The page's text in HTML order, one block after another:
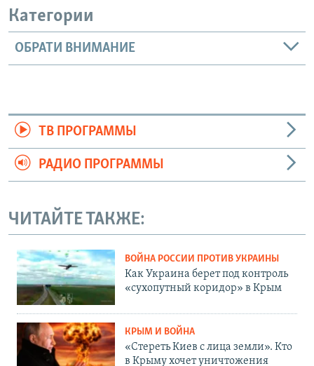
Категории
ОБРАТИ ВНИМАНИЕ
ТВ ПРОГРАММЫ
РАДИО ПРОГРАММЫ
ЧИТАЙТЕ ТАКЖЕ:
ВОЙНА РОССИИ ПРОТИВ УКРАИНЫ
Как Украина берет под контроль
«сухопутный коридор» в Крым
КРЫМ И ВОЙНА
«Стереть Киев с лица земли». Кто
в Крыму хочет уничтожения